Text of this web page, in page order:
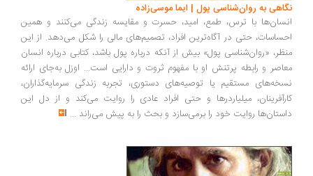
به روان‌شناسی پول | ایما موسی‌زاده
با ترس، طمع، امید، حسرت و مقایسه زندگی می‌کنند و همین
حتی در آگاه‌ترین افراد، تصمیم‌های مالی را شکل می‌دهد. از این
«روان‌شناسی پول» بیش از آنکه درباره پول باشد، کتابی درباره انسان
و رابطه پرتنش او با مفهوم ثروت و دارایی است... اوزل به‌جای ارائه
مستقیم یا توصیه‌های دستوری، تجربه زندگی سرمایه‌گذاران،
میلیاردرها و حتی افراد عادی را روایت می‌کند و از دل این
روایت خود را برمی‌سازد و بحث را به پیش می‌راند...